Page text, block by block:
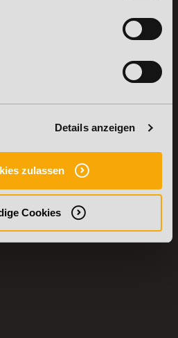
Details anzeigen
zulassen
Cookies
Weiterbildungen
LEHRGÄNGE
Fitnesstrainer A-
Fernlehrgang
Personal Trainer
Personal Coach
werden
Mentaltrainer
Motivationstrainer